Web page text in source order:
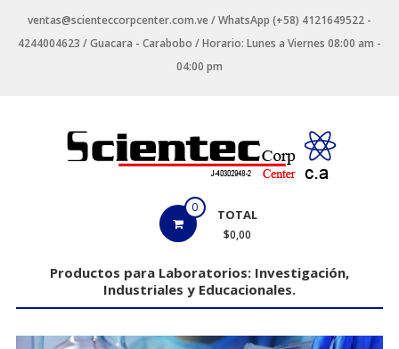
contenido
ventas@scienteccorpcenter.com.ve / WhatsApp (+58) 4121649522 -
4244004623 / Guacara - Carabobo / Horario: Lunes a Viernes 08:00 am -
04:00 pm
Laboratorios
Industriales
y
0 TOTAL
$0,00
Productos para Laboratorios: Investigación,
Industriales y Educacionales.